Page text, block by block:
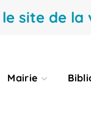
site de la
Mairie